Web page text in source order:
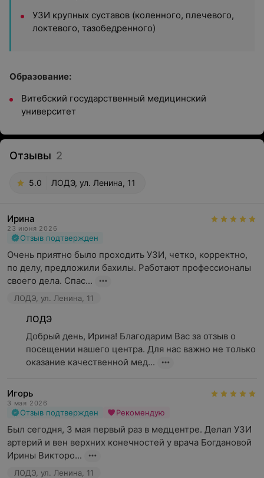
УЗИ крупных суставов (коленного, плечевого,
локтевого, тазобедренного)
Образование:
Витебский государственный медицинский
университет
Отзывы 2
5.0 ЛОДЭ, ул. Ленина, 11
Ирина
23 июня 2026
Отзыв подтвержден
Очень приятно было проходить УЗИ, четко, корректно,
по делу, предложили бахилы. Работают профессионалы
своего дела. Спас...
ЛОДЭ, ул. Ленина, 11
ЛОДЭ
Добрый день, Ирина! Благодарим Вас за отзыв о
посещении нашего центра. Для нас важно не только
оказание качественной мед...
Игорь
3 мая 2026
Отзыв подтвержден Рекомендую
Был сегодня, 3 мая первый раз в медцентре. Делал УЗИ
артерий и вен верхних конечностей у врача Богдановой
Ирины Викторо...
ЛОДЭ, ул. Ленина, 11